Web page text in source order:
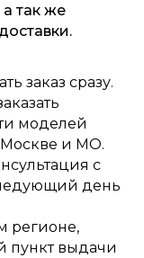
так же
заказ сразу.
моделей
Москве и МО.
с
день
регионе,
пункт выдачи